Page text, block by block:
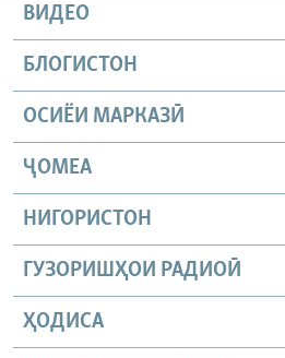
ВИДЕО
БЛОГИСТОН
ОСИЁИ МАРКАЗӢ
ҶОМEА
НИГОРИСТОН
ГУЗОРИШҲОИ РАДИОӢ
ҲОДИСА